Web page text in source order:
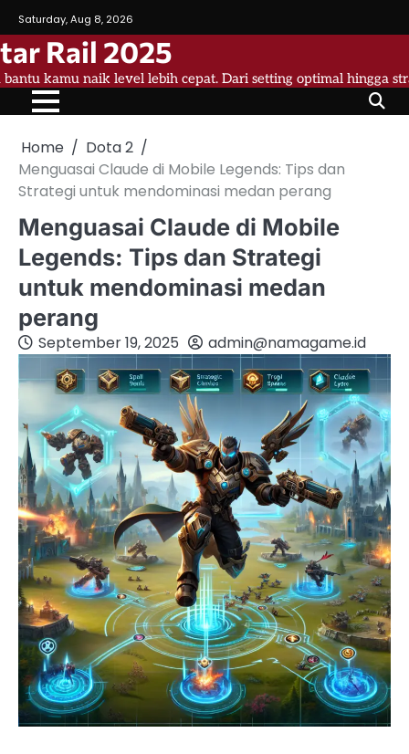
to
content
Saturday, Aug 8, 2026
Rail 2025
kamu naik level lebih cepat. Dari setting optimal hingga
Home
Dota 2
Menguasai Claude di Mobile Legends: Tips dan
Strategi untuk mendominasi medan perang
Menguasai Claude di Mobile
Legends: Tips dan Strategi
untuk mendominasi medan
perang
September 19, 2025 admin@namagame.id